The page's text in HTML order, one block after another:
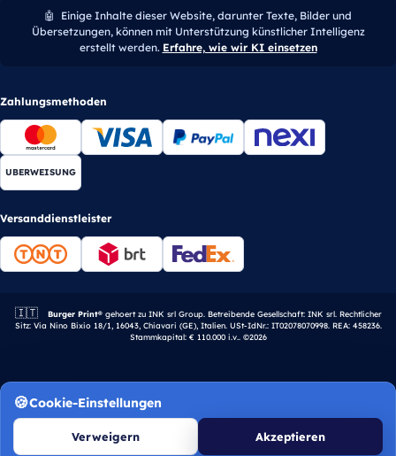
🤖
Einige Inhalte dieser Website, darunter Texte, Bilder und
Übersetzungen, können mit Unterstützung künstlicher Intelligenz
erstellt werden. Erfahre, wie wir KI einsetzen
Zahlungsmethoden
UBERWEISUNG
Versanddienstleister
🇮🇹 Italienisches Unternehmen.
Burger Print®gehoert zu INK srl Group. Betreibende Gesellschaft: INK srl. Rechtlicher
Sitz: Via Nino Bixio 18/1, 16043, Chiavari (GE), Italien. USt-IdNr.: IT02078070998. REA: 458236.
Stammkapital: € 110.000 i.v.. ©2026
Cookie-Einstellungen
Verweigern Akzeptieren